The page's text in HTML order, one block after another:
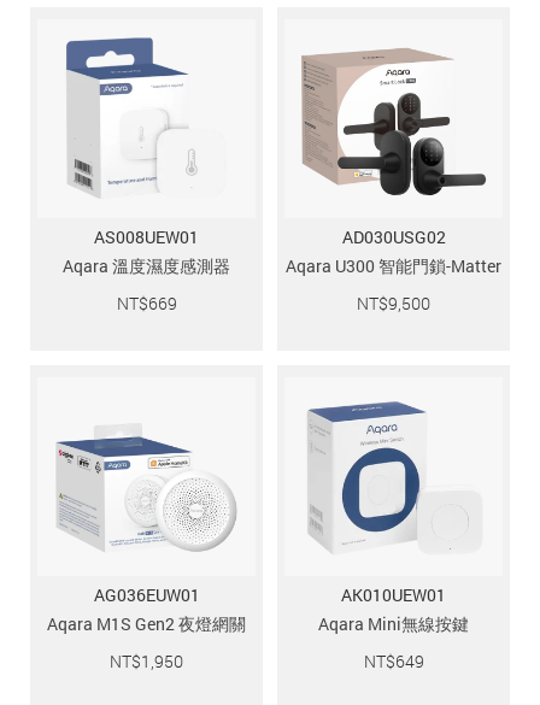
AS008UEW01
Aqara 溫度濕度感測器
NT$669
AD030USG02
Aqara U300 智能門鎖-Matter
NT$9,500
AG036EUW01
Aqara M1S Gen2 夜燈網關
NT$1,950
AK010UEW01
Aqara Mini無線按鍵
NT$649